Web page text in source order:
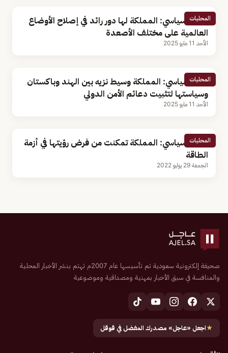
المحليات
باحث سياسي: المملكة لها دور رائد في إصلاح الأوضاع
العالمية على مختلف الأصعدة
الأحد 11 مايو 2025
المحليات
كاتب سياسي: المملكة وسيط نزيه بين الهند وباكستان
وسياستها لتثبيت دعائم الأمن الدولي
الأحد 11 مايو 2025
المحليات
باحث سياسي: المملكة تمكنت من فرض رؤيتها في أزمة
الطاقة
الجمعة 29 يوليو 2022
صحيفة إلكترونية سعودية تم تأسيسها عام 2007م تهتم بنشر الأخبار المحلية
والمنافسة في سبق الأخبار بمهنية ومصداقية وموضوعية
★اجعل «عاجل» مصدرك المفضل في قوقل